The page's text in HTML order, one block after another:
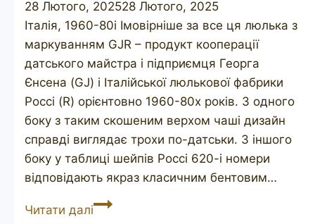
28 Лютого, 202528 Лютого, 2025
Італія, 1960-80і Імовірніше за все ця люлька з
маркуванням GJR – продукт кооперації
датського майстра і підприємця Георга
Єнсена (GJ) і Італійської люлькової фабрики
Россі (R) орієнтовно 1960-80х років. З одного
боку з таким скошеним верхом чаші дизайн
справді виглядає трохи по-датськи. З іншого
боку у таблиці шейпів Россі 620-і номери
відповідають якраз класичним бентовим…
Читати даліGJR